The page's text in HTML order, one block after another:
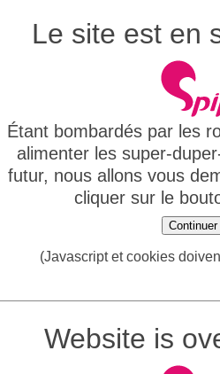
Le site est en
Étant bombardés par les
alimenter les super-
futur, nous allons vous
cliquer sur le
Continuer
(Javascript et cookies
Website is